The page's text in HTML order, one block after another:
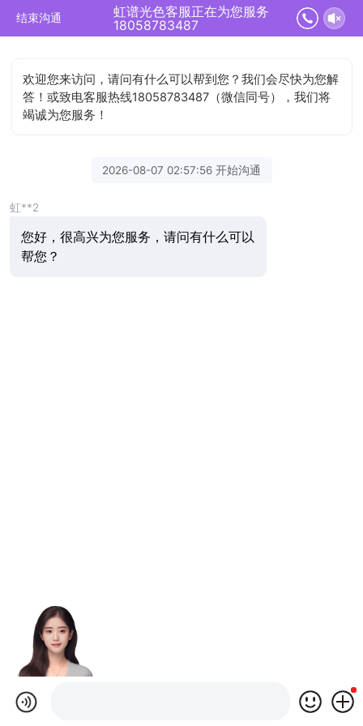
结束沟通
虹谱光色客服正在为您服务
18058783487
欢迎您来访问，请问有什么可以帮到您？我们会尽快为您解
答！或致电客服热线18058783487（微信同号），我们将
竭诚为您服务！
2026-08-07 02:57:56 开始沟通
虹**2
您好，很高兴为您服务，请问有什么可以
帮您？